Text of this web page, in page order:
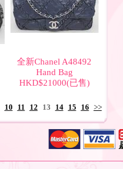
全新Chanel A48492
Hand Bag
HKD$21000(已售)
10 11 12 13 14 15 16 >>